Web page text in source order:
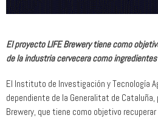
El proyecto LIFE Brewery tiene como
de la industria cervecera como
El Instituto de Investigación y Tecnología
dependiente de la Generalitat de
Brewery, que tiene como objetivo